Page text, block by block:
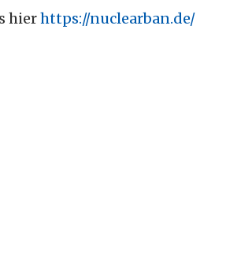
hierhttps://nuclearban.de/